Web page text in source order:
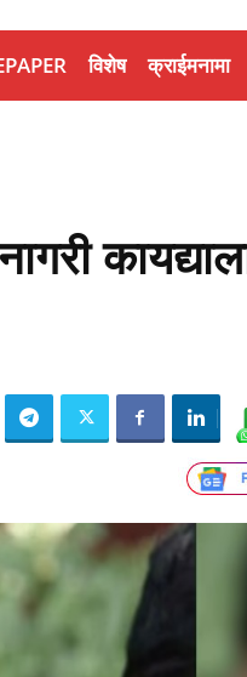
विशेष क्राईमनामा